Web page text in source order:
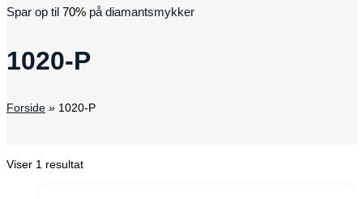
Spar op til 70% på diamantsmykker
1020-P
Forside » 1020-P
Viser 1 resultat